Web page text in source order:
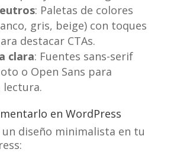
: Paletas de colores
gris, beige) con toques
destacar CTAs.
clara: Fuentes sans-serif
o Open Sans para
en WordPress
un diseño minimalista en tu